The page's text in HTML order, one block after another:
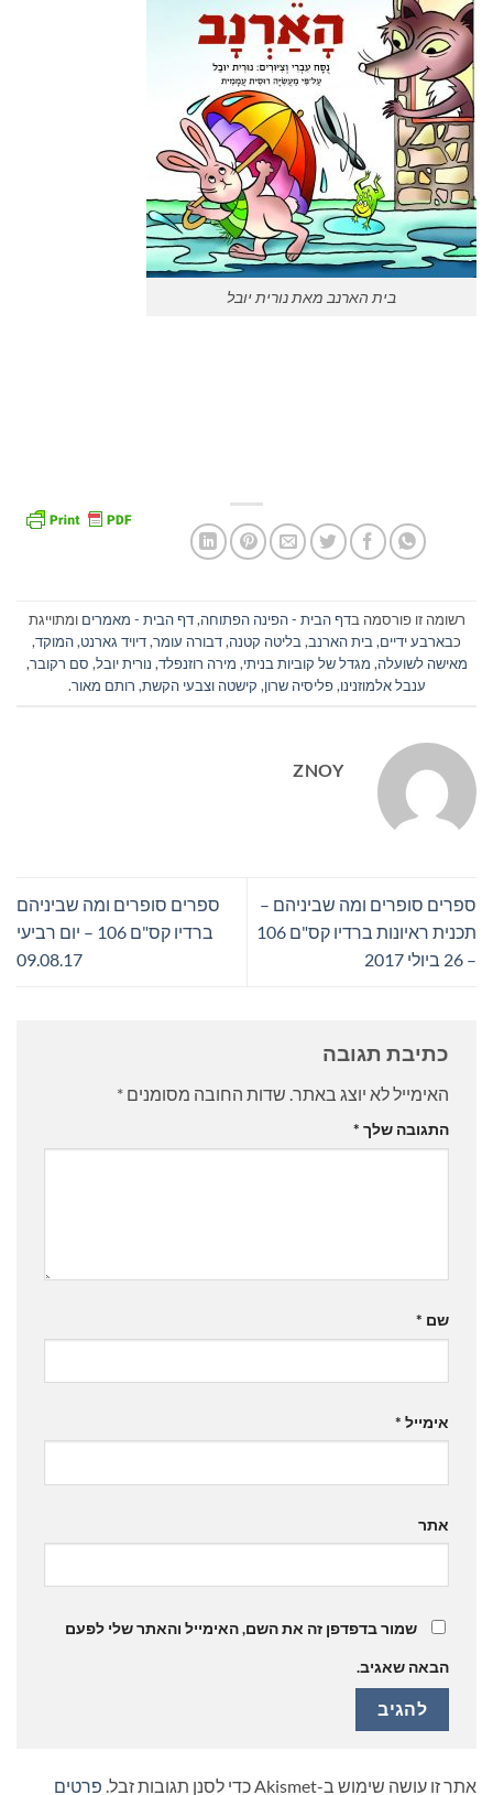
בית הארנב מאת נורית יובל
רשומה זו פורסמה בדף הבית - הפינה הפתוחה,דף הבית - מאמרים ומתוייגת
כבארבע ידיים,בית הארנב,בליטה קטנה,דבורה עומר,דיויד גארנט,המוקד,
מאישה לשועלה, מגדל של קוביות בניתי, מירה רוזנפלד, נורית יובל, סם רקובר,
ענבל אלמוזנינו,פליסיה שרון, קישטה וצבעי הקשת, רותם מאור.
ZNOY
ספרים סופרים ומה שביניהם –
תכנית ראיונות ברדיו קס"ם 106
– 26 ביולי 2017
ספרים סופרים ומה שביניהם
ברדיו קס"ם 106 – יום רביעי
09.08.17
כתיבת תגובה
האימייל לא יוצג באתר. שדות החובה מסומנים *
התגובה שלך *
שם *
אימייל *
אתר
שמור בדפדפן זה את השם, האימייל והאתר שלי לפעם
הבאה שאגיב.
אתר זו עושה שימוש ב-Akismet כדי לסנן תגובות זבל. פרטים